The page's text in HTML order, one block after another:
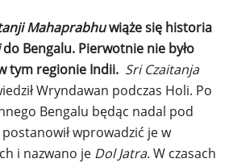
Mahaprabhuwiąże się historia
do Bengalu. Pierwotnie nie było
tym regionie Indii. Sri Czaitanja
Wryndawan podczas Holi. Po
Bengalu będąc nadal pod
wprowadzić je w
i nazwano je Dol Jatra. W czasach